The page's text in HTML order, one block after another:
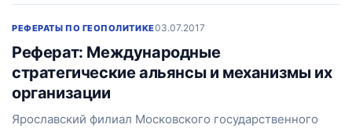
РЕФЕРАТЫ ПО ГЕОПОЛИТИКЕ03.07.2017
Реферат: Международные
стратегические альянсы и механизмы их
организации
Ярославский филиал Московского государственного